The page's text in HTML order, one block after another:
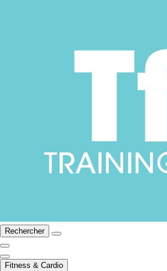
Rechercher
Fitness & Cardio